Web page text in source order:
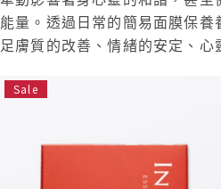
能量。透過日常的簡易面膜保養
足膚質的改善、情緒的安定、心
Sale